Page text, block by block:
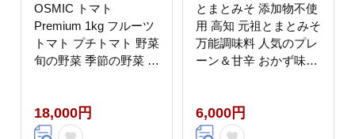
OSMIC トマト
Premium 1kg フルーツ
トマト プチトマト 野菜
旬の野菜 季節の野菜 千
18,000円
とまとみそ 添加物不使
用 高知 元祖とまとみそ
万能調味料 人気のプレ
ーン＆甘辛 おかず味噌
6,000円